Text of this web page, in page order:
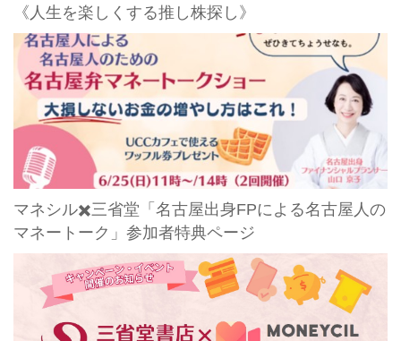
《人生を楽しくする推し株探し》
マネシル✖️三省堂「名古屋出身FPによる名古屋人の
マネートーク」参加者特典ページ